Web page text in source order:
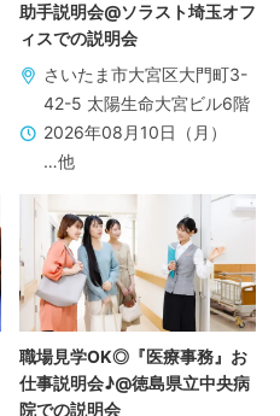
助手説明会@ソラスト埼玉オフ
ィスでの説明会
さいたま市大宮区大門町3-
42-5 太陽生命大宮ビル6階
2026年08月10日（月）
…他
職場見学OK◎『医療事務』お
仕事説明会♪@徳島県立中央病
院での説明会